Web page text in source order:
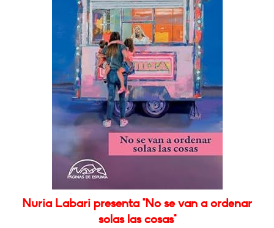
Nuria Labari presenta "No se van a ordenar
solas las cosas"